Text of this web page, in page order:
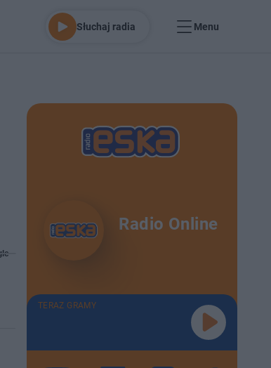
Słuchaj radia Menu
Radio Online
TERAZ GRAMY